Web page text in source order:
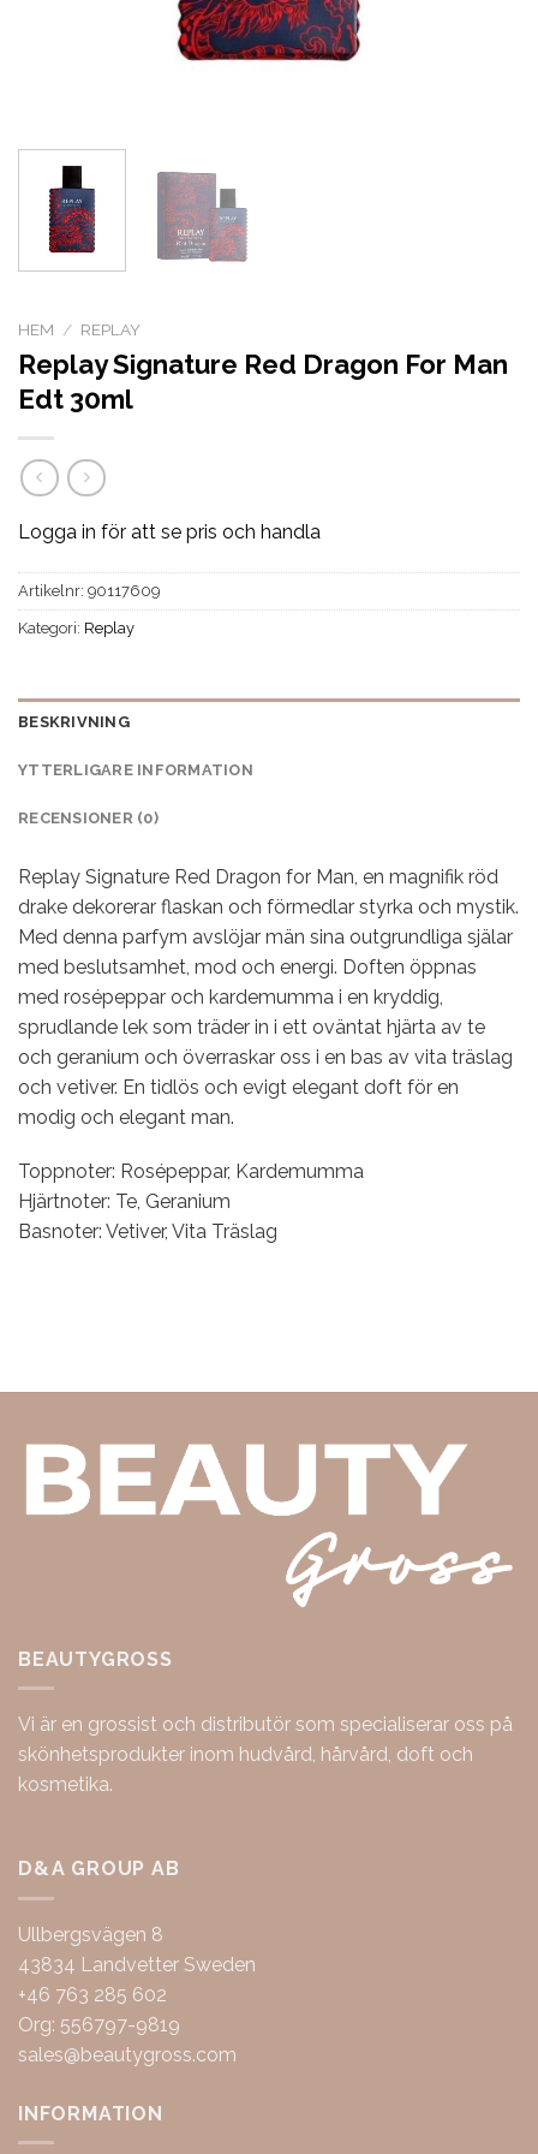
HEM / REPLAY
Replay Signature Red Dragon For Man
Edt 30ml
Logga in för att se pris och handla
Artikelnr: 90117609
Kategori: Replay
BESKRIVNING
YTTERLIGARE INFORMATION
RECENSIONER (0)
Replay Signature Red Dragon for Man, en magnifik röd
drake dekorerar flaskan och förmedlar styrka och mystik.
Med denna parfym avslöjar män sina outgrundliga själar
med beslutsamhet, mod och energi. Doften öppnas
med rosépeppar och kardemumma i en kryddig,
sprudlande lek som träder in i ett oväntat hjärta av te
och geranium och överraskar oss i en bas av vita träslag
och vetiver. En tidlös och evigt elegant doft för en
modig och elegant man.
Toppnoter: Rosépeppar, Kardemumma
Hjärtnoter: Te, Geranium
Basnoter: Vetiver, Vita Träslag
BEAUTYGROSS
Vi är en grossist och distributör som specialiserar oss på
skönhetsprodukter inom hudvård, hårvård, doft och
kosmetika.
D&A GROUP AB
Ullbergsvägen 8
43834 Landvetter Sweden
+46 763 285 602
Org: 556797-9819
sales@beautygross.com
INFORMATION